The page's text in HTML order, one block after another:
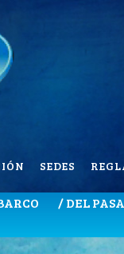
SEDES
/ DEL